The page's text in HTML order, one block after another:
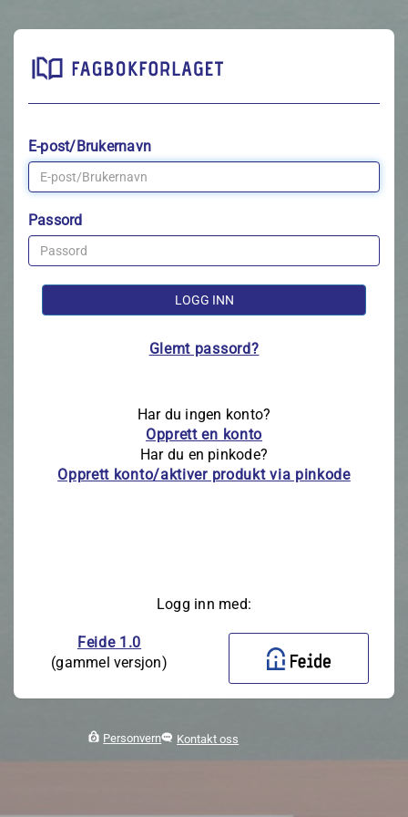
E-post/Brukernavn
Passord
LOGG INN
Glemt passord?
Har du ingen konto?
Opprett en konto
Har du en pinkode?
Opprett konto/aktiver produkt via pinkode
Logg inn med:
Feide 1.0
(gammel versjon)
Personvern Kontakt oss